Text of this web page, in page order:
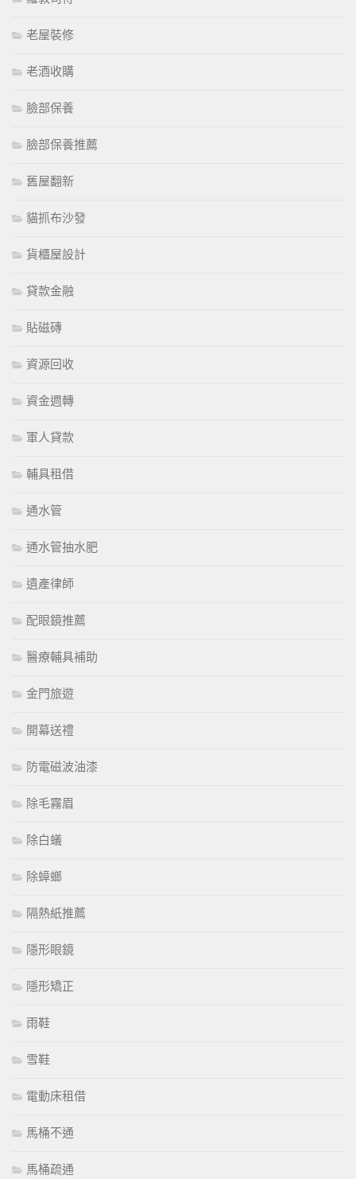
老屋裝修
老酒收購
臉部保養
臉部保養推薦
舊屋翻新
貓抓布沙發
貨櫃屋設計
貸款金融
貼磁磚
資源回收
資金週轉
軍人貸款
輔具租借
通水管
通水管抽水肥
遺產律師
配眼鏡推薦
醫療輔具補助
金門旅遊
開幕送禮
防電磁波油漆
除毛霧眉
除白蟻
除蟑螂
隔熱紙推薦
隱形眼鏡
隱形矯正
雨鞋
雪鞋
電動床租借
馬桶不通
馬桶疏通